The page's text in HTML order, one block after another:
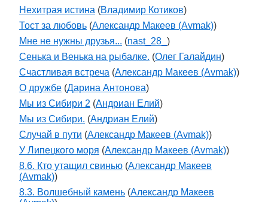
Нехитрая истина (Владимир Котиков)
Тост за любовь (Александр Макеев (Avmak))
Мне не нужны друзья... (nast_28_ )
Сенька и Венька на рыбалке. (Олег Галайдин)
Счастливая встреча (Александр Макеев (Avmak))
О дружбе (Дарина Антонова)
Мы из Сибири 2 (Андриан Елий)
Мы из Сибири. (Андриан Елий)
Случай в пути (Александр Макеев (Avmak))
У Липецкого моря (Александр Макеев (Avmak))
8.6. Кто утащил свинью (Александр Макеев
(Avmak))
8.3. Волшебный камень (Александр Макеев